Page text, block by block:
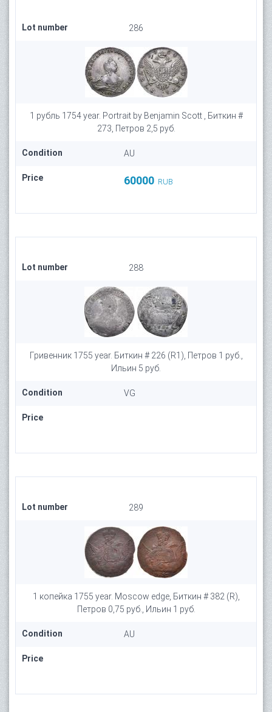
Lot number 286
1 рубль 1754 year. Portrait by Benjamin Scott , Биткин #
273, Петров 2,5 руб.
Condition AU
Price 60000 RUB
Lot number 288
Гривенник 1755 year. Биткин # 226 (R1), Петров 1 руб.,
Ильин 5 руб.
Condition VG
Price
Lot number 289
1 копейка 1755 year. Moscow edge, Биткин # 382 (R),
Петров 0,75 руб., Ильин 1 руб.
Condition AU
Price